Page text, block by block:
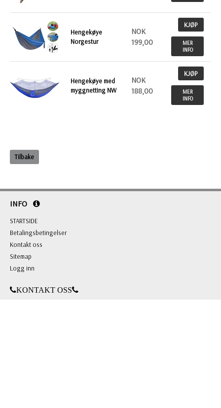
Hengekøye
Norgestur
NOK
199,00
KJØP
MER
INFO
Hengekøye med
myggnetting NW
NOK
188,00
KJØP
MER
INFO
Tilbake
INFO
STARTSIDE
Betalingsbetingelser
Kontakt oss
Sitemap
Logg inn
KONTAKT OSS